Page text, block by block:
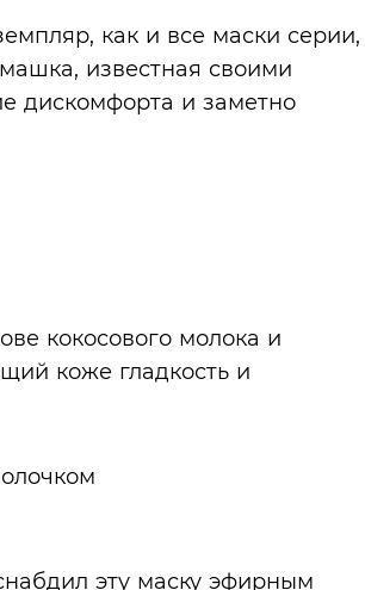
как и все маски серии,
известная своими
дискомфорта и заметно
кокосового молока и
коже гладкость и
эту маску эфирным